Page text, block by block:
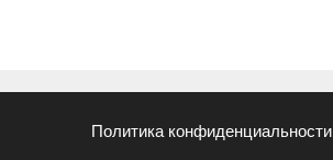
Политика конфиденциальности